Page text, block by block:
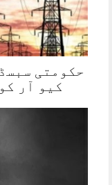
حکومتی
کیو آر